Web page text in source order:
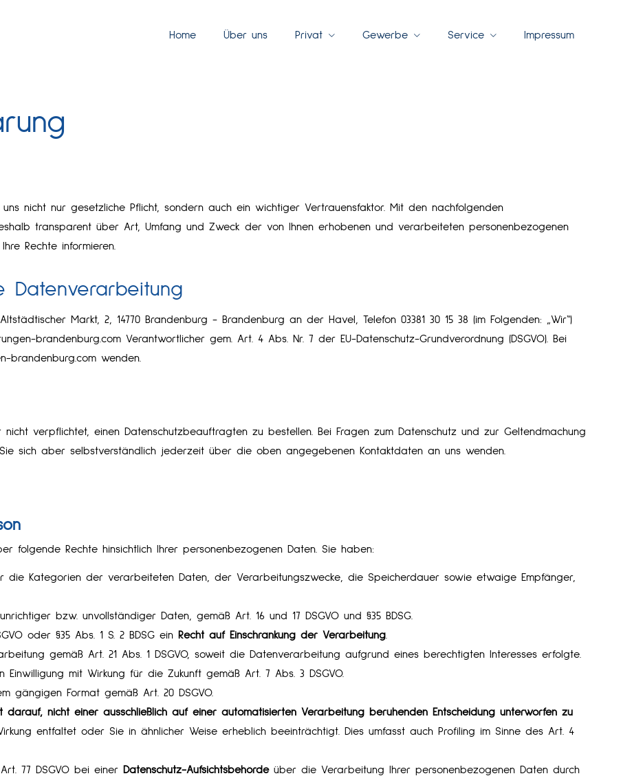
Home Über uns Privat Gewerbe Service Impressum
nicht nur gesetzliche Pflicht, sondern auch ein wichtiger Vertrauensfaktor. Mit den nachfolgenden
transparent über Art, Umfang und Zweck der von Ihnen erhobenen und verarbeiteten personenbezogenen
Rechte informieren.
Datenverarbeitung
Markt, 2, 14770 Brandenburg - Brandenburg an der Havel, Telefon 03381 30 15 38 (im Folgenden: „Wir“)
brandenburg.com Verantwortlicher gem. Art. 4 Abs. Nr. 7 der EU-Datenschutz-Grundverordnung (DSGVO). Bei
brandenburg.com wenden.
nicht verpflichtet, einen Datenschutzbeauftragten zu bestellen. Bei Fragen zum Datenschutz und zur Geltendmachung
sich aber selbstverständlich jederzeit über die oben angegebenen Kontaktdaten an uns wenden.
folgende Rechte hinsichtlich Ihrer personenbezogenen Daten. Sie haben:
die Kategorien der verarbeiteten Daten, der Verarbeitungszwecke, die Speicherdauer sowie etwaige Empfänger,
unrichtiger bzw. unvollständiger Daten, gemäß Art. 16 und 17 DSGVO und §35 BDSG.
oder §35 Abs. 1 S. 2 BDSG ein Recht auf Einschränkung der Verarbeitung
gemäß Art. 21 Abs. 1 DSGVO, soweit die Datenverarbeitung aufgrund eines berechtigten Interesses erfolgte.
mit Wirkung für die Zukunft gemäß Art. 7 Abs. 3 DSGVO.
gängigen Format gemäß Art. 20 DSGVO.
darauf, nicht einer ausschließlich auf einer automatisierten Verarbeitung beruhenden Entscheidung unterworfen zu
entfaltet oder Sie in ähnlicher Weise erheblich beeinträchtigt. Dies umfasst auch Profiling im Sinne des Art. 4
77 DSGVO bei einer Datenschutz-Aufsichtsbehördeüber die Verarbeitung Ihrer personenbezogenen Daten durch